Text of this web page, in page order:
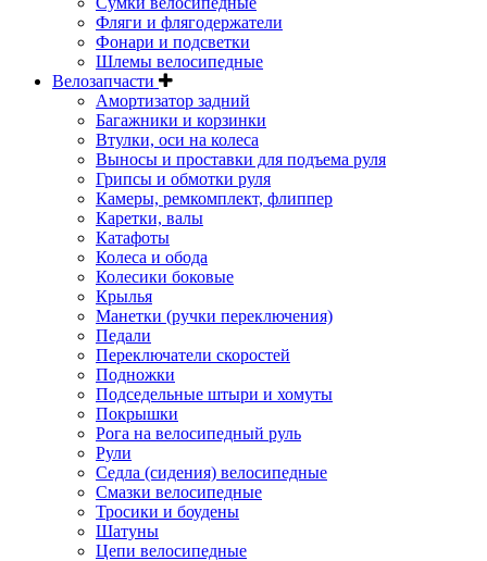
Фляги и флягодержатели
Фонари и подсветки
Шлемы велосипедные
Велозапчасти
Амортизатор задний
Багажники и корзинки
Втулки, оси на колеса
Выносы и проставки для подъема руля
Грипсы и обмотки руля
Камеры, ремкомплект, флиппер
Каретки, валы
Катафоты
Колеса и обода
Колесики боковые
Крылья
Манетки (ручки переключения)
Педали
Переключатели скоростей
Подножки
Подседельные штыри и хомуты
Покрышки
Рога на велосипедный руль
Рули
Седла (сидения) велосипедные
Смазки велосипедные
Тросики и боудены
Шатуны
Цепи велосипедные